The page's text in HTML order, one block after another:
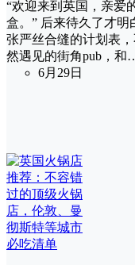
“欢迎来到英国，亲爱
盒。” 后来待久了才
张严丝合缝的计划表
然遇见的街角pub，和
6月29日